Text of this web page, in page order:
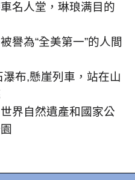
名人堂，琳琅满目的
譽為“全美第一”的人間
瀑布,懸崖列車，站在山
界自然遺產和國家公